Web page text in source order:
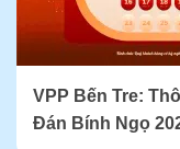
VPP Bến Tre:
Đán Bính Ngọ